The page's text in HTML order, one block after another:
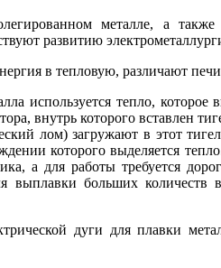
металле, а
развитию
в тепловую, различают
используется тепло, которое
внутрь которого вставлен
лом) загружают в этот
которого выделяется
а для работы требуется
выплавки больших количеств
дуги для плавки